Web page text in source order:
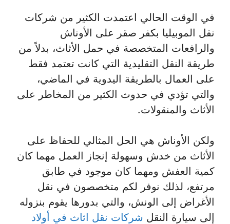
في الوقت الحالي اعتمدت الكثير من شركات
نقل الموبيليا بكفر صقر على الأوناش
والرافعات المتخصصة في حمل الأثاث، بدلاً من
طريقة النقل التقليدية التي كانت تعتمد فقط
على العمال بالطريقة اليدوية في الماضي،
والتي تؤدي في حدوث الكثير من المخاطر على
الأثاث والمنقولات.
ولكن الأوناش هي الحل المثالي للحفاظ على
الأثاث من خدش وسهولة إنجاز العمل مهما كان
كمية العفش ومهما كان موجود في طابق
مرتفع، لذلك نوفر لكم متخصصون في نقل
الأغراض إلى الونش، والتي بدورها يقوم بنزوله
إلى سيارة النقل شركات نقل اثاث في أولاد